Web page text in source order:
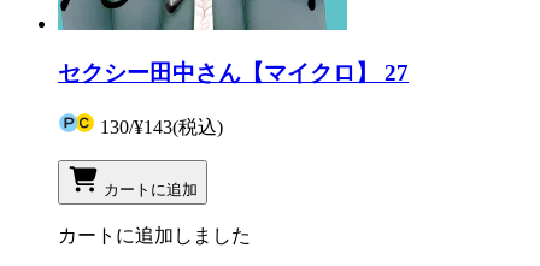
セクシー田中さん【マイクロ】 27
130/¥143(税込)
カートに追加
カートに追加しました